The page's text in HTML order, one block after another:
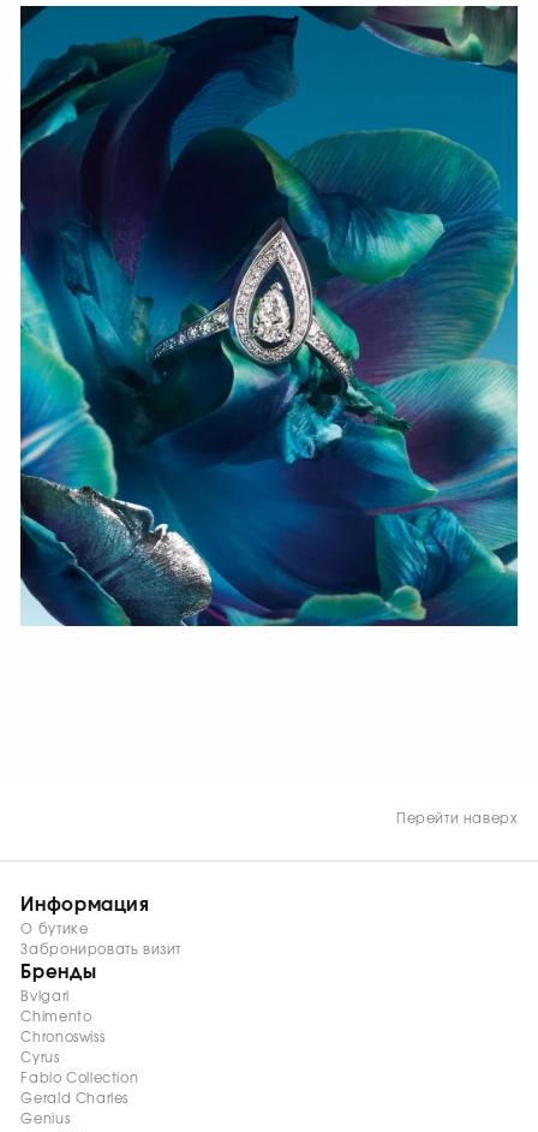
СМОТРЕТЬ СЕЙЧАС
Перейти наверх
Информация
О бутике
Забронировать визит
Бренды
Bvlgari
Chimento
Chronoswiss
Cyrus
Fabio Collection
Gerald Charles
Genius